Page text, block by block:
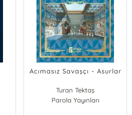
Acımasız Savaşçı - Asurlar
Turan Tektaş
Parola Yayınları